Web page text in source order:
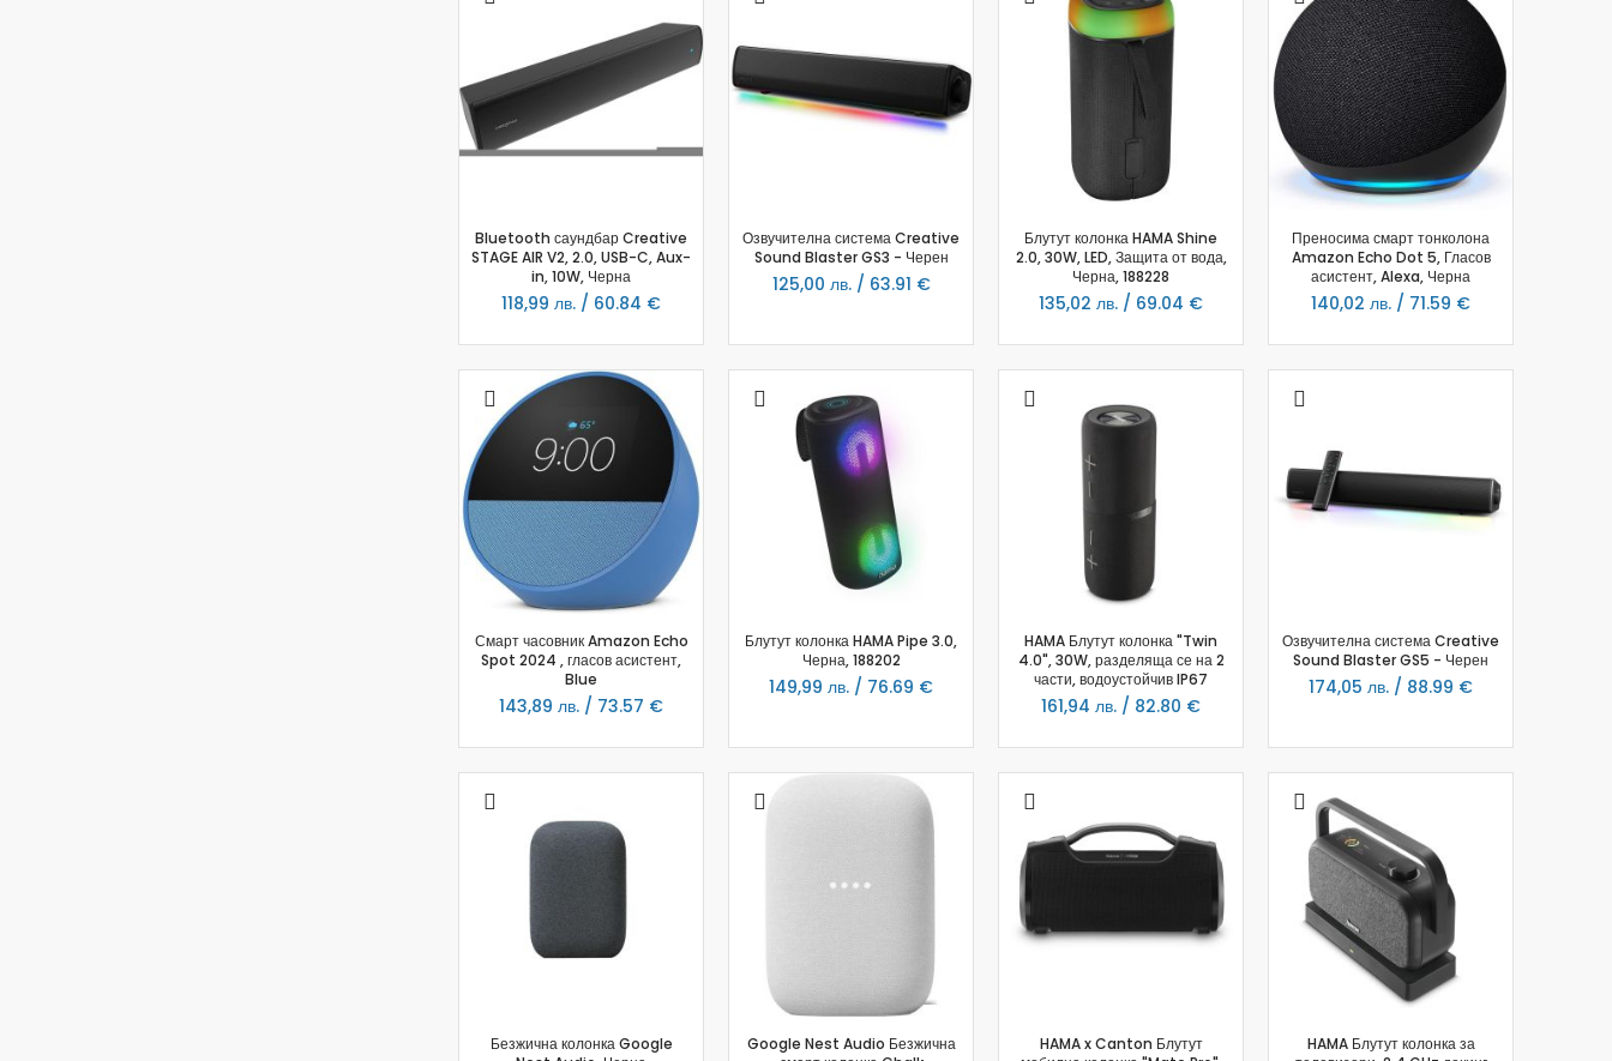
Зареждащи батерии и зарядни
Фенери
Разклонители
Здраве и Красота
За Лице
Подмладяване
Почистване на лице
Устна хигиена
Почистване на грим
Електрически самобръсначки
Козметични огледала
Фотоепилатори
Консумативи за фотоепилатори
Епилатори
Тримери
Преси и маши за коса
Машинки за подстригване
Сешоари
Електрически самобръсначки
Масажори
Електрически четки за коса
Фитнес гривни
Bluetooth саундбар Creative
STAGE AIR V2, 2.0, USB-C, Aux-
in, 10W, Черна
118,99 лв. / 60.84 €
Озвучителна система Creative
Sound Blaster GS3 - Черен
125,00 лв. / 63.91 €
Блутут колонка HAMA Shine
2.0, 30W, LED, Защита от вода,
Черна, 188228
135,02 лв. / 69.04 €
Преносима смарт тонколона
Amazon Echo Dot 5, Гласов
асистент, Alexa, Черна
140,02 лв. / 71.59 €
Смарт часовник Amazon Echo
Spot 2024 , гласов асистент,
Blue
143,89 лв. / 73.57 €
Блутут колонка HAMA Pipe 3.0,
Черна, 188202
149,99 лв. / 76.69 €
HAMA Блутут колонка "Twin
4.0", 30W, разделяща се на 2
части, водоустойчив IP67
161,94 лв. / 82.80 €
Озвучителна система Creative
Sound Blaster GS5 - Черен
174,05 лв. / 88.99 €
Безжична колонка Google
Google Nest Audio Безжична
HAMA x Canton Блутут
HAMA Блутут колонка за